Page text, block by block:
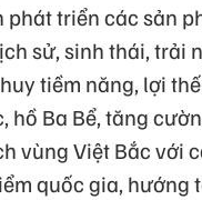
phát triển các sản
sử, sinh thái, trải
tiềm năng, lợi
hồ Ba Bể, tăng
vùng Việt Bắc với
quốc gia, hướng